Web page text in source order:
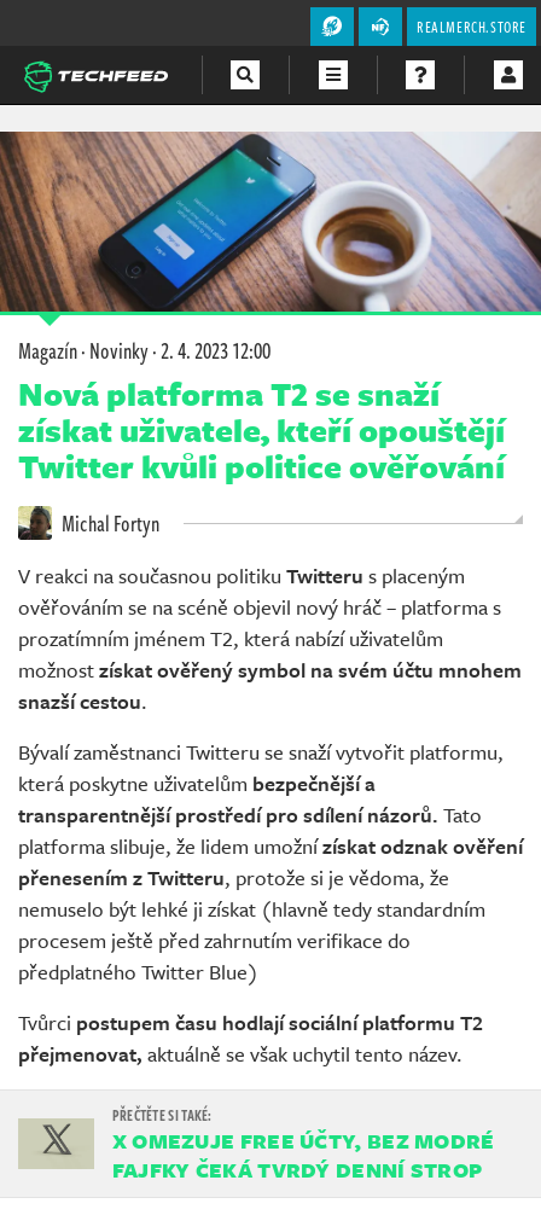
REALMERCH.STORE
Magazín
Videa
Soutěže
Magazín·Novinky·2. 4. 2023 12:00
Nová platforma T2 se snaží
získat uživatele, kteří opouštějí
Twitter kvůli politice ověřování
Michal Fortyn
V reakci na současnou politiku Twitteru s placeným
ověřováním se na scéně objevil nový hráč – platforma s
prozatímním jménem T2, která nabízí uživatelům
možnostzískat ověřený symbol na svém účtu mnohem
snazší cestou.
Bývalí zaměstnanci Twitteru se snaží vytvořit platformu,
která poskytne uživatelům bezpečnější a
transparentnější prostředí pro sdílení názorů. Tato
platforma slibuje, že lidem umožnízískat odznak ověření
přenesením z Twitteru, protože si je vědoma, že
nemuselo být lehké ji získat (hlavně tedy standardním
procesem ještě před zahrnutím verifikace do
předplatného Twitter Blue)
Tvůrci postupem času hodlají sociální platformu T2
přejmenovat, aktuálně se však uchytil tento název.
X OMEZUJE FREE ÚČTY, BEZ MODRÉ
FAJFKY ČEKÁ TVRDÝ DENNÍ STROP